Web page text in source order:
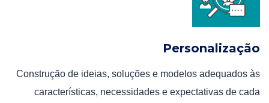
Personalização
Construção de ideias, soluções e modelos adequados às
características, necessidades e expectativas de cada